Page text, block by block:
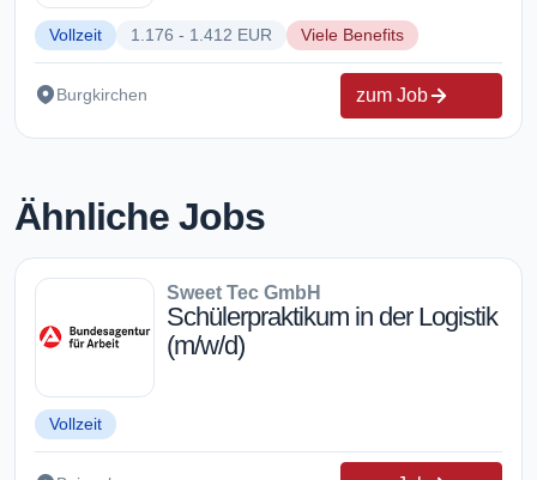
Vollzeit 1.176 - 1.412 EUR Viele Benefits
Burgkirchen zum Job
Ähnliche Jobs
Sweet Tec GmbH
Schülerpraktikum in der Logistik
(m/w/d)
Vollzeit